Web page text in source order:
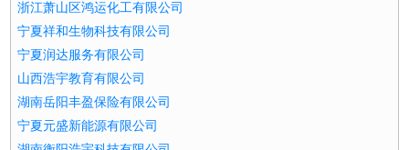
浙江萧山区鸿运化工有限公司
宁夏祥和生物科技有限公司
宁夏润达服务有限公司
山西浩宇教育有限公司
湖南岳阳丰盈保险有限公司
宁夏元盛新能源有限公司